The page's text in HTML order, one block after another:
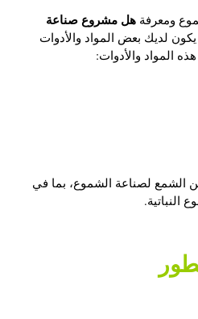
ومعرفة هل مشروع صناعة
لديك بعض المواد والأدوات
المواد والأدوات:
الشمع لصناعة الشموع، بما في
النباتية.